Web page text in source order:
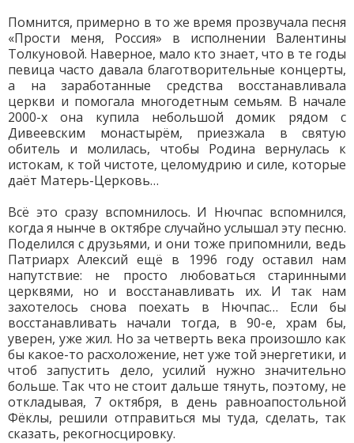
Помнится, примерно в то же время прозвучала песня
«Прости меня, Россия» в исполнении Валентины
Толкуновой. Наверное, мало кто знает, что в те годы
певица часто давала благотворительные концерты,
а на заработанные средства восстанавливала
церкви и помогала многодетным семьям. В начале
2000-х она купила небольшой домик рядом с
Дивеевским монастырём, приезжала в святую
обитель и молилась, чтобы Родина вернулась к
истокам, к той чистоте, целомудрию и силе, которые
даёт Матерь-Церковь…
Всё это сразу вспомнилось. И Нючпас вспомнился,
когда я нынче в октябре случайно услышал эту песню.
Поделился с друзьями, и они тоже припомнили, ведь
Патриарх Алексий ещё в 1996 году оставил нам
напутствие: не просто любоваться старинными
церквями, но и восстанавливать их. И так нам
захотелось снова поехать в Нючпас… Если бы
восстанавливать начали тогда, в 90-е, храм бы,
уверен, уже жил. Но за четверть века произошло как
бы какое-то расхоложение, нет уже той энергетики, и
чтоб запустить дело, усилий нужно значительно
больше. Так что не стоит дальше тянуть, поэтому, не
откладывая, 7 октября, в день равноапостольной
Фёклы, решили отправиться мы туда, сделать, так
сказать, рекогносцировку.